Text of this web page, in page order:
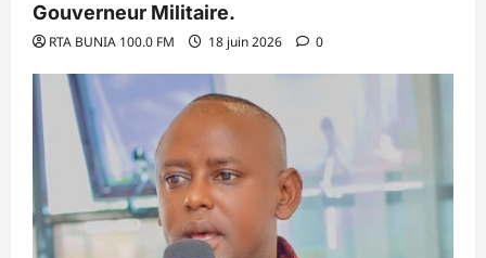
Gouverneur Militaire.
RTA BUNIA 100.0 FM 18 juin 2026 0